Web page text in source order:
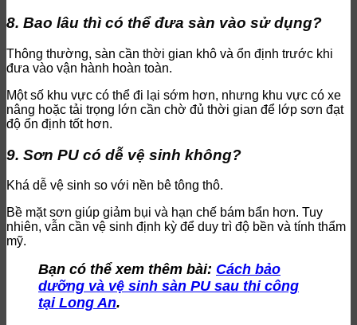
8. Bao lâu thì có thể đưa sàn vào sử dụng?
Thông thường, sàn cần thời gian khô và ổn định trước khi
đưa vào vận hành hoàn toàn.
Một số khu vực có thể đi lại sớm hơn, nhưng khu vực có xe
nâng hoặc tải trọng lớn cần chờ đủ thời gian để lớp sơn đạt
độ ổn định tốt hơn.
9. Sơn PU có dễ vệ sinh không?
Khá dễ vệ sinh so với nền bê tông thô.
Bề mặt sơn giúp giảm bụi và hạn chế bám bẩn hơn. Tuy
nhiên, vẫn cần vệ sinh định kỳ để duy trì độ bền và tính thẩm
mỹ.
Bạn có thể xem thêm bài: Cách bảo
dưỡng và vệ sinh sàn PU sau thi công
tại Long An.